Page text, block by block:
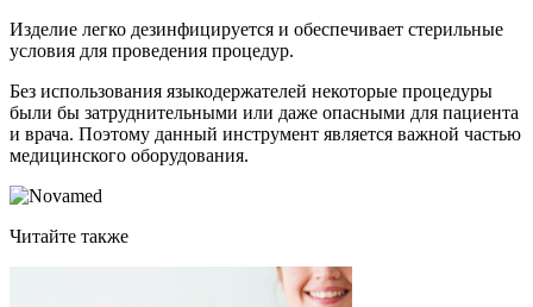
Изделие легко дезинфицируется и обеспечивает стерильные
условия для проведения процедур.
Без использования языкодержателей некоторые процедуры
были бы затруднительными или даже опасными для пациента
и врача. Поэтому данный инструмент является важной частью
медицинского оборудования.
Читайте также